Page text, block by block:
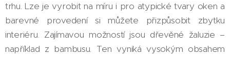
trhu. Lze je vyrobit na míru i pro atypické tvary oken a
barevné provedení si můžete přizpůsobit zbytku
interiéru. Zajímavou možností jsou dřevěné žaluzie –
například z bambusu. Ten vyniká vysokým obsahem